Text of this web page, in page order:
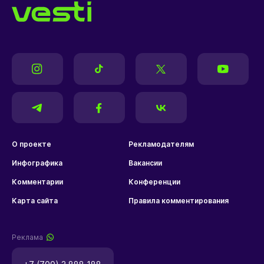
О проекте Рекламодателям
Инфографика Вакансии
Комментарии Конференции
Карта сайта Правила комментирования
Реклама